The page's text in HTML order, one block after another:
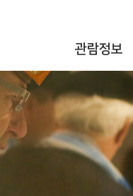
관람정보
관람안내
대관안내
시설안내
통합신청조회